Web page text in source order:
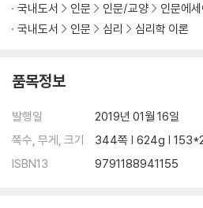
후광이여 안녕!
코미디언은 ‘천박하다’? 그것은 보는 사람
제10장 성의 지각지능 _자기 자신의 매력
인터넷 : 성적 디즈니랜드 또는 가상의 소돔
손대면 안 된다 : 수음과 지각지능
비싼 대가를 수반하는 불법 행동
그것이 잘못되었다는 것이 아니다
국내도서 인문 인문/교양
인문에
국내도서
인문 심리 심리학 이론
품목정보
발행일
2019년 01월 16일
쪽수, 무게, 크기
344쪽 | 624g |
ISBN13
9791188941155